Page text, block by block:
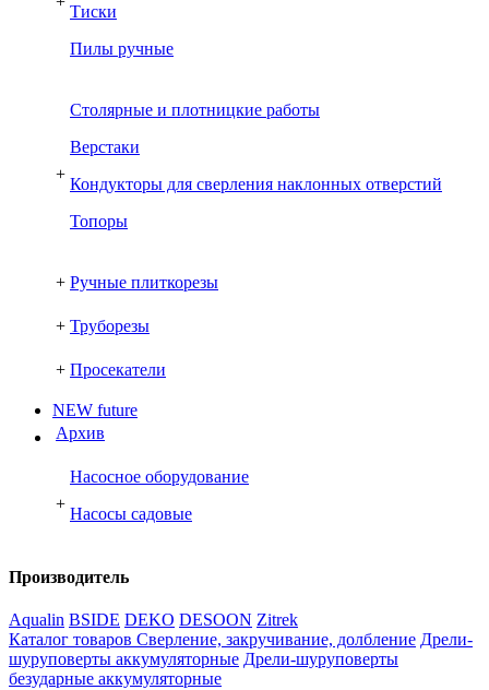
Тиски
Пилы ручные
+
Столярные и плотницкие работы
Верстаки
Кондукторы для сверления наклонных отверстий
Топоры
+ Ручные плиткорезы
+ Труборезы
+ Просекатели
NEW future
Архив
+
Насосное оборудование
Насосы садовые
Производитель
Aqualin BSIDE DEKO DESOON Zitrek
Каталог товаров Сверление, закручивание, долбление Дрели-
шуруповерты аккумуляторные Дрели-шуруповерты
безударные аккумуляторные